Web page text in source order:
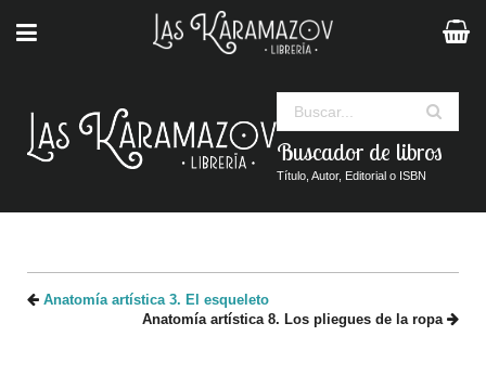
Buscador de libros
Título, Autor, Editorial o ISBN
Anatomía artística 3. El esqueleto
Anatomía artística 8. Los pliegues de la ropa